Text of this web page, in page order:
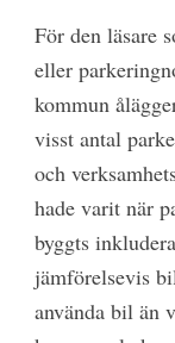
För den läsare
eller
kommun
visst antal
och
hade varit när
byggts
jämförelsevis
använda bil än